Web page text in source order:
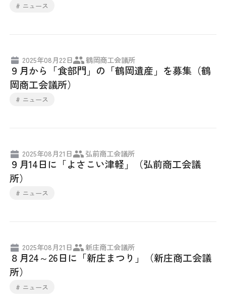
# ニュース
2025年08月22日 鶴岡商工会議所
９月から「食部門」の「鶴岡遺産」を募集（鶴
岡商工会議所）
# ニュース
2025年08月21日 弘前商工会議所
９月14日に「よさこい津軽」（弘前商工会議
所）
# ニュース
2025年08月21日 新庄商工会議所
８月24～26日に「新庄まつり」（新庄商工会議
所）
# ニュース